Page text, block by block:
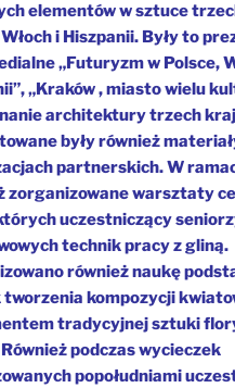
elementów w sztuce
i Hiszpanii. Były to
„Futuryzm w Polsce,
„Kraków , miasto wielu
architektury trzech
były również
partnerskich. W
zorganizowane warsztaty
uczestniczący
technik pracy z gliną.
również naukę
kompozycji
tradycyjnej sztuki
podczas wycieczek
popołudniami